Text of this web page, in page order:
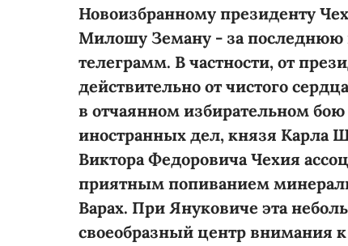
Новоизбранному президенту
Милошу Земану - за последнюю
телеграмм. В частности, от
действительно от чистого
в отчаянном избирательном
иностранных дел, князя Карла
Виктора Федоровича Чехия
приятным попиванием
Варах. При Януковиче эта
своеобразный центр внимания